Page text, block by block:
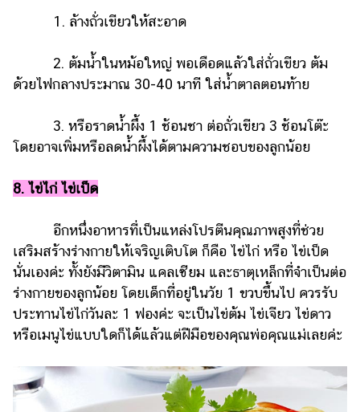
1. ล้างถั่วเขียวให้สะอาด
2. ต้มน้ำในหม้อใหญ่ พอเดือดแล้วใส่ถั่วเขียว ต้ม
ด้วยไฟกลางประมาณ 30-40 นาที ใส่น้ำตาลตอนท้าย
3. หรือราดน้ำผึ้ง 1 ช้อนชา ต่อถั่วเขียว 3 ช้อนโต๊ะ
โดยอาจเพิ่มหรือลดน้ำผึ้งได้ตามความชอบของลูกน้อย
8. ไข่ไก่ ไข่เป็ด
อีกหนึ่งอาหารที่เป็นแหล่งโปรตีนคุณภาพสูงที่ช่วย
เสริมสร้างร่างกายให้เจริญเติบโต ก็คือ ไข่ไก่ หรือ ไข่เป็ด
นั่นเองค่ะ ทั้งยังมีวิตามิน แคลเซียม และธาตุเหล็กที่จำเป็นต่อ
ร่างกายของลูกน้อย โดยเด็กที่อยู่ในวัย 1 ขวบขึ้นไป ควรรับ
ประทานไข่ไก่วันละ 1 ฟองค่ะ จะเป็นไข่ต้ม ไข่เจียว ไข่ดาว
หรือเมนูไข่แบบใดก็ได้แล้วแต่ฝีมือของคุณพ่อคุณแม่เลยค่ะ